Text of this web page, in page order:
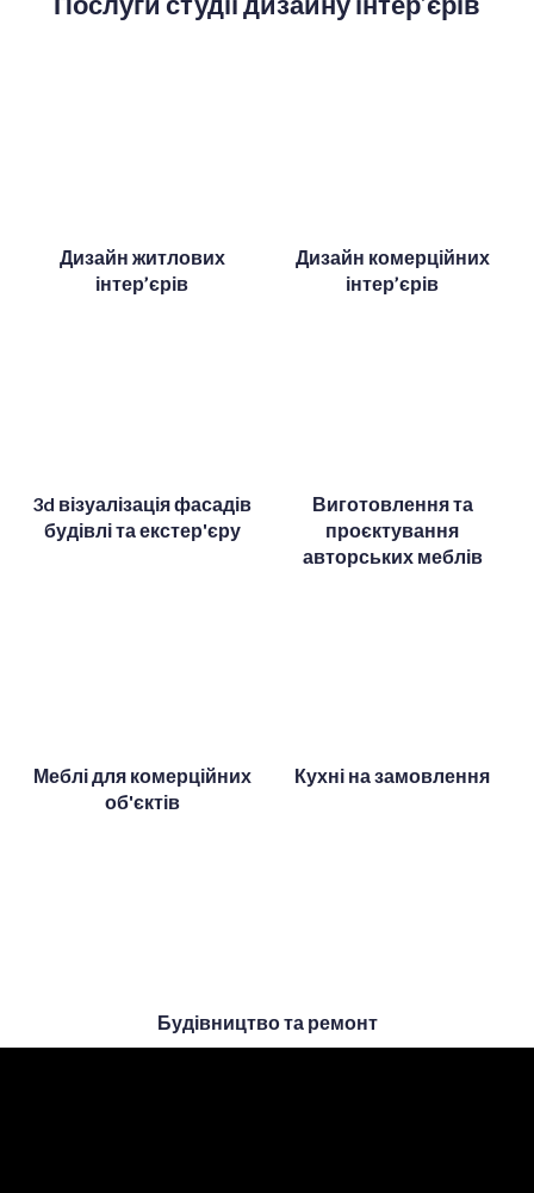
Дизайн житлових
інтер’єрів
Дизайн комерційних
інтер’єрів
3d візуалізація фасадів
будівлі та екстер'єру
Виготовлення та
проєктування
авторських меблів
Меблі для комерційних
об'єктів
Кухні на замовлення
Будівництво та ремонт